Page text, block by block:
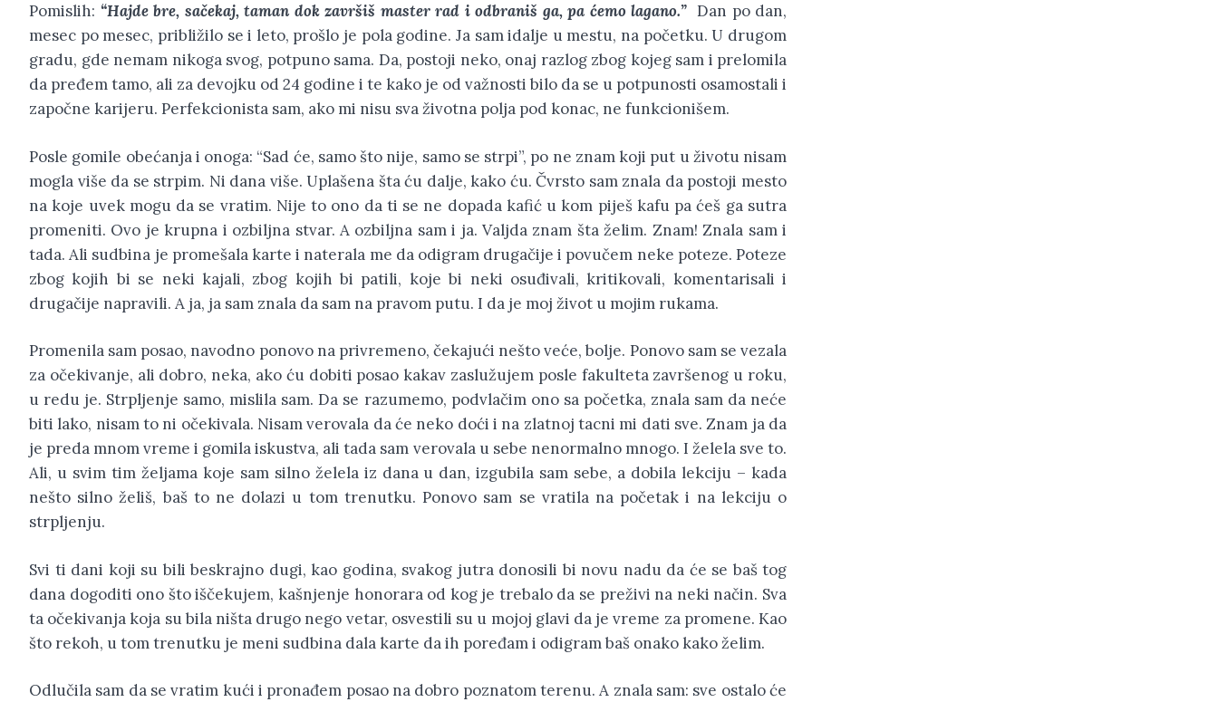
Pomislih: “Hajde bre, sačekaj, taman dok završiš master rad i odbraniš ga, pa ćemo lagano.” Dan po dan,
mesec po mesec, približilo se i leto, prošlo je pola godine. Ja sam idalje u mestu, na početku. U drugom
gradu, gde nemam nikoga svog, potpuno sama. Da, postoji neko, onaj razlog zbog kojeg sam i prelomila
da pređem tamo, ali za devojku od 24 godine i te kako je od važnosti bilo da se u potpunosti osamostali i
započne karijeru. Perfekcionista sam, ako mi nisu sva životna polja pod konac, ne funkcionišem.
Posle gomile obećanja i onoga: “Sad će, samo što nije, samo se strpi”, po ne znam koji put u životu nisam
mogla više da se strpim. Ni dana više. Uplašena šta ću dalje, kako ću. Čvrsto sam znala da postoji mesto
na koje uvek mogu da se vratim. Nije to ono da ti se ne dopada kafić u kom piješ kafu pa ćeš ga sutra
promeniti. Ovo je krupna i ozbiljna stvar. A ozbiljna sam i ja. Valjda znam šta želim. Znam! Znala sam i
tada. Ali sudbina je promešala karte i naterala me da odigram drugačije i povučem neke poteze. Poteze
zbog kojih bi se neki kajali, zbog kojih bi patili, koje bi neki osuđivali, kritikovali, komentarisali i
drugačije napravili. A ja, ja sam znala da sam na pravom putu. I da je moj život u mojim rukama.
Promenila sam posao, navodno ponovo na privremeno, čekajući nešto veće, bolje. Ponovo sam se vezala
za očekivanje, ali dobro, neka, ako ću dobiti posao kakav zaslužujem posle fakulteta završenog u roku,
u redu je. Strpljenje samo, mislila sam. Da se razumemo, podvlačim ono sa početka, znala sam da neće
biti lako, nisam to ni očekivala. Nisam verovala da će neko doći i na zlatnoj tacni mi dati sve. Znam ja da
je preda mnom vreme i gomila iskustva, ali tada sam verovala u sebe nenormalno mnogo. I želela sve to.
Ali, u svim tim željama koje sam silno želela iz dana u dan, izgubila sam sebe, a dobila lekciju – kada
nešto silno želiš, baš to ne dolazi u tom trenutku. Ponovo sam se vratila na početak i na lekciju o
strpljenju.
Svi ti dani koji su bili beskrajno dugi, kao godina, svakog jutra donosili bi novu nadu da će se baš tog
dana dogoditi ono što iščekujem, kašnjenje honorara od kog je trebalo da se preživi na neki način. Sva
ta očekivanja koja su bila ništa drugo nego vetar, osvestili su u mojoj glavi da je vreme za promene. Kao
što rekoh, u tom trenutku je meni sudbina dala karte da ih poređam i odigram baš onako kako želim.
Odlučila sam da se vratim kući i pronađem posao na dobro poznatom terenu. A znala sam: sve ostalo će